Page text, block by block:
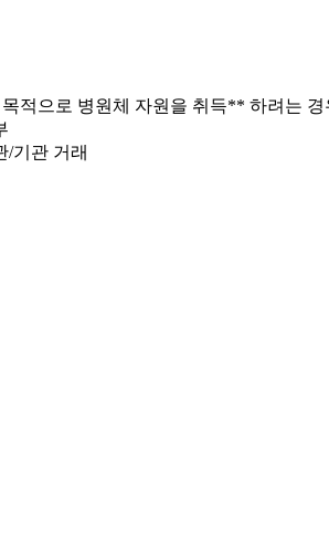
적으로 병원체 자원을 취득** 하려는 경
/기관 거래